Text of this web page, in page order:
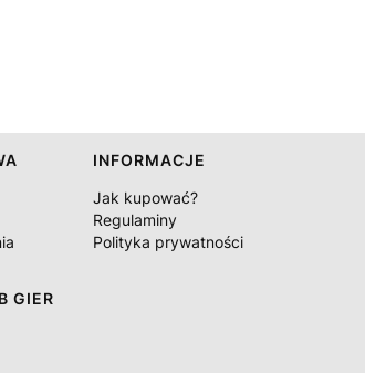
INFORMACJE
Jak kupować?
Regulaminy
Polityka prywatności
GIER